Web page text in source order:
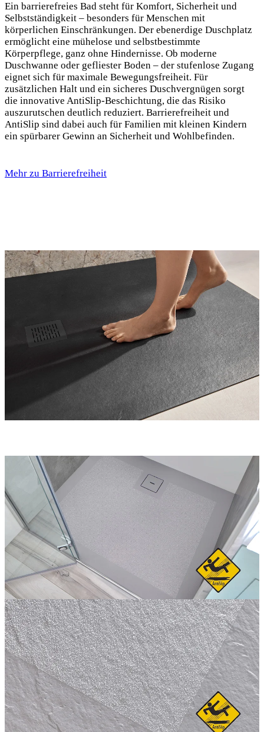
Ein barrierefreies Bad steht für Komfort, Sicherheit und
Selbstständigkeit – besonders für Menschen mit
körperlichen Einschränkungen. Der ebenerdige Duschplatz
ermöglicht eine mühelose und selbstbestimmte
Körperpflege, ganz ohne Hindernisse. Ob moderne
Duschwanne oder gefliester Boden – der stufenlose Zugang
eignet sich für maximale Bewegungsfreiheit. Für
zusätzlichen Halt und ein sicheres Duschvergnügen sorgt
die innovative AntiSlip-Beschichtung, die das Risiko
auszurutschen deutlich reduziert. Barrierefreiheit und
AntiSlip sind dabei auch für Familien mit kleinen Kindern
ein spürbarer Gewinn an Sicherheit und Wohlbefinden.
Mehr zu Barrierefreiheit